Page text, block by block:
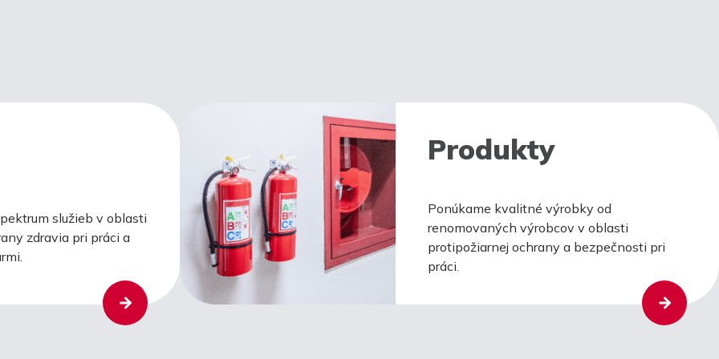
služieb v oblasti
zdravia pri práci a
Produkty
Ponúkame kvalitné výrobky od
renomovaných výrobcov v oblasti
protipožiarnej ochrany a bezpečnosti pri
práci.